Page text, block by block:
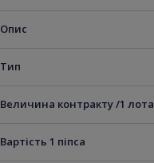
Опис
Тип
Величина контракту /1 лота
Вартість 1 піпса